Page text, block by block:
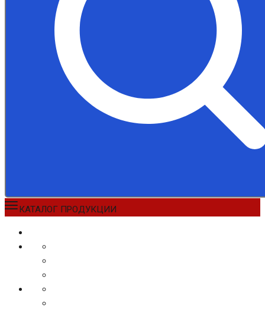
КАТАЛОГ ПРОДУКЦИИ